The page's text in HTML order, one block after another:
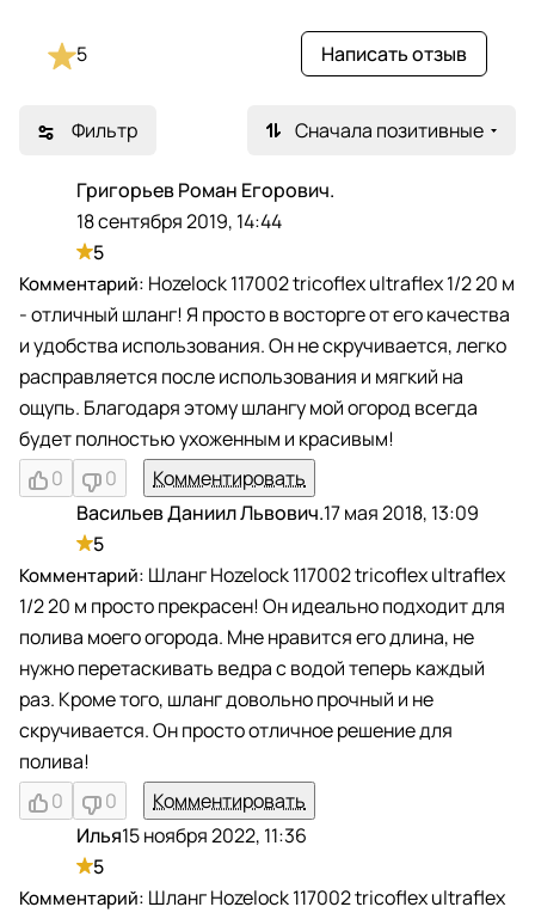
Фильтр Сначала позитивные
Григорьев Роман Егорович.
18 сентября 2019, 14:44
5
Hozelock 117002 tricoflex ultraflex 1/2 20 м
- отличный шланг! Я просто в восторге от его качества
и удобства использования. Он не скручивается, легко
расправляется после использования и мягкий на
ощупь. Благодаря этому шлангу мой огород всегда
будет полностью ухоженным и красивым!
0
0
Комментировать
Васильев Даниил Львович.17 мая 2018, 13:09
5
Шланг Hozelock 117002 tricoflex ultraflex
1/2 20 м просто прекрасен! Он идеально подходит для
полива моего огорода. Мне нравится его длина, не
нужно перетаскивать ведра с водой теперь каждый
раз. Кроме того, шланг довольно прочный и не
скручивается. Он просто отличное решение для
полива!
0
0
Комментировать
Илья15 ноября 2022, 11:36
5
Шланг Hozelock 117002 tricoflex ultraflex
5 Написать отзыв